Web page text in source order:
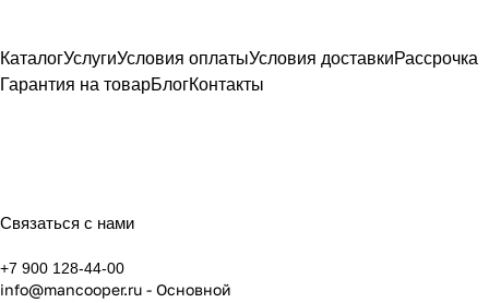
КаталогУслугиУсловия оплатыУсловия доставкиРассрочка
Гарантия на товарБлогКонтакты
Связаться с нами
+7 900 128-44-00
info@mancooper.ru - Основной